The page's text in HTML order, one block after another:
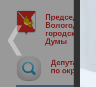
Председатель
Вологодской
городской
Думы
Депутат
по округу